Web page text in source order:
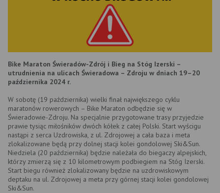
Bike Maraton Świeradów-Zdrój i Bieg na Stóg Izerski –
utrudnienia na ulicach Świeradowa – Zdroju w dniach 19–20
października 2024 r.
W sobotę (19 października) wielki finał największego cyklu
maratonów rowerowych – Bike Maraton odbędzie się w
Świeradowie-Zdroju. Na specjalnie przygotowane trasy przyjedzie
prawie tysiąc miłośników dwóch kółek z całej Polski. Start wyścigu
nastąpi z serca Uzdrowiska, z ul. Zdrojowej a cała baza i meta
zlokalizowane będą przy dolnej stacji kolei gondolowej Ski&Sun.
Niedziela (20 października) będzie należała do biegaczy alpejskich,
którzy zmierzą się z 10 kilometrowym podbiegiem na Stóg Izerski.
Start biegu również zlokalizowany będzie na uzdrowiskowym
deptaku na ul. Zdrojowej a meta przy górnej stacji kolei gondolowej
Ski&Sun.